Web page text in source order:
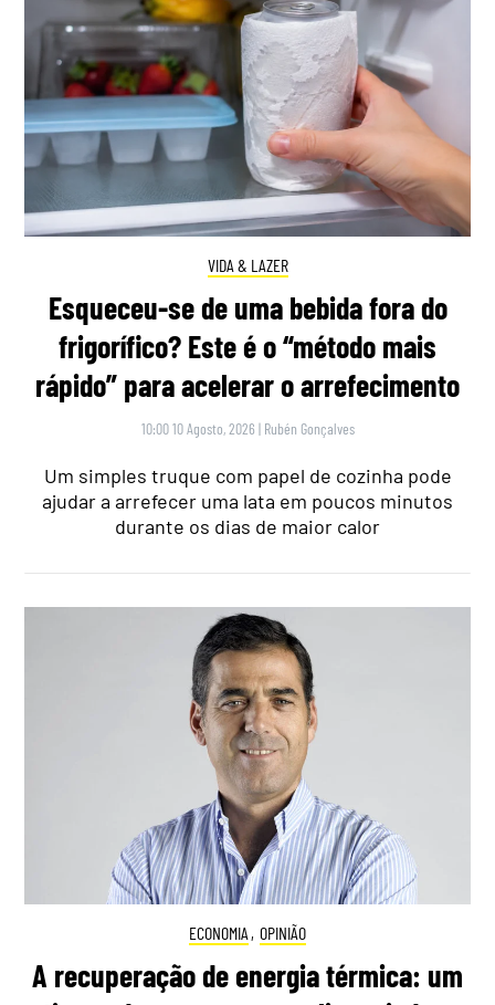
VIDA & LAZER
Esqueceu-se de uma bebida fora do
frigorífico? Este é o “método mais
rápido” para acelerar o arrefecimento
10:00 10 Agosto, 2026 | Rubén Gonçalves
Um simples truque com papel de cozinha pode
ajudar a arrefecer uma lata em poucos minutos
durante os dias de maior calor
ECONOMIA , OPINIÃO
A recuperação de energia térmica: um